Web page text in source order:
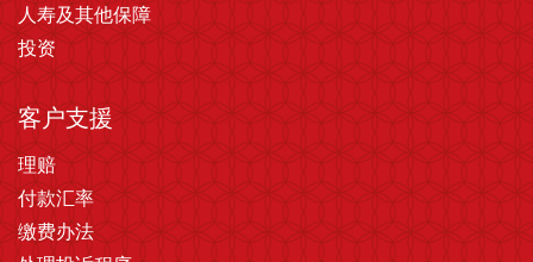
人寿及其他保障
投资
客户支援
理赔
付款汇率
缴费办法